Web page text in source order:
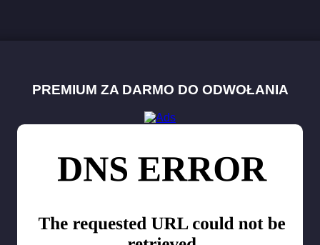
PREMIUM ZA DARMO DO ODWOŁANIA